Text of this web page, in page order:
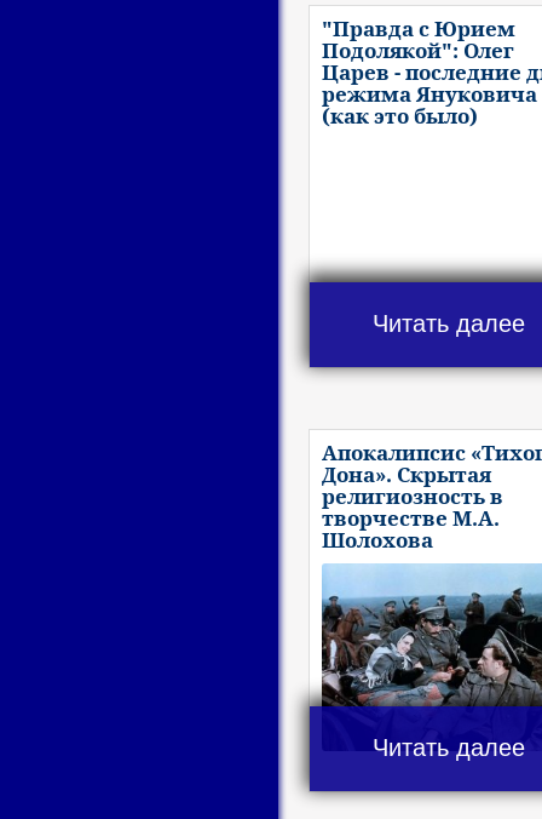
"Правда с Юрием
Подолякой": Олег
Царев - последние
режима Януковича
(как это было)
Читать далее
Апокалипсис
Дона». Скрытая
религиозность в
творчестве М.А.
Шолохова
Читать далее